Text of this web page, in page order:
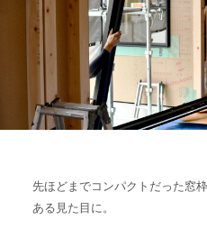
先ほどまでコンパクトだった窓
ある見た目に。